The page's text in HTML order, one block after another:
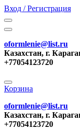
Вход / Регистрация
oformlenie@list.ru
Казахстан, г.
+77054123720
Корзина
oformlenie@list.ru
Казахстан, г.
+77054123720